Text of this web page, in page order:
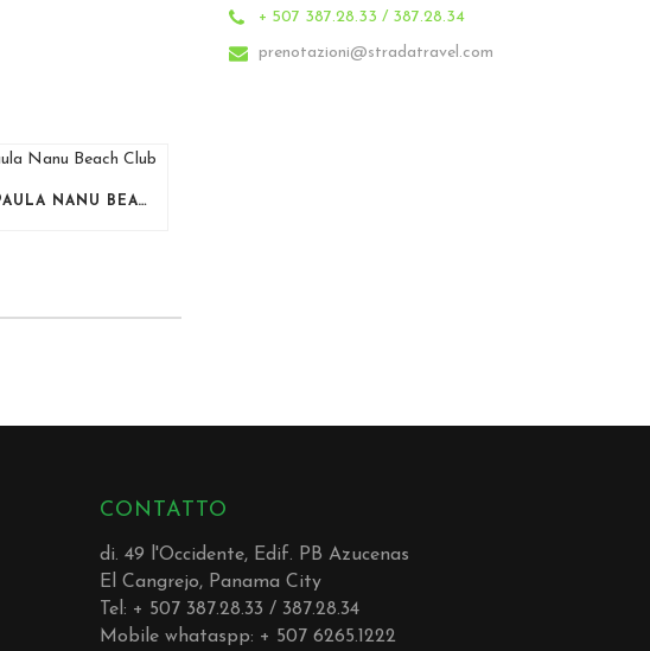
PASADÍA EN PAULA NANU BEACH CLUB
+ 507 387.28.33 / 387.28.34
prenotazioni@stradatravel.com
CONTATTO
di. 49 l'Occidente, Edif. PB Azucenas
El Cangrejo, Panama City
Tel: + 507 387.28.33 / 387.28.34
Mobile whataspp: + 507 6265.1222